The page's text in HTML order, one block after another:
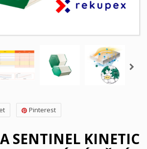
Pinterest
SENTINEL KINETIC